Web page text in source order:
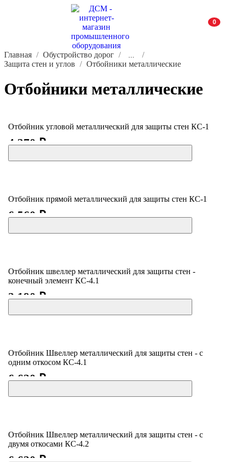
0
Главная Обустройство дорог ...
Защита стен и углов Отбойники металлические
Отбойники металлические
Отбойник угловой металлический для защиты стен КС-1
4 270 ₽
Отбойник прямой металлический для защиты стен КС-1
6 560 ₽
Отбойник швеллер металлический для защиты стен -
конечный элемент КС-4.1
2 190 ₽
Отбойник Швеллер металлический для защиты стен - с
одним откосом КС-4.1
6 620 ₽
Отбойник Швеллер металлический для защиты стен - с
двумя откосами КС-4.2